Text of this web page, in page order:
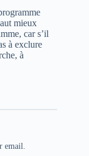
mieux
car s’il
à exclure
à
email.